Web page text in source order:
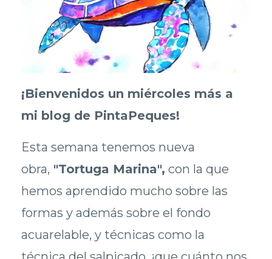
¡Bienvenidos un miércoles más a
mi blog de PintaPeques!
Esta semana tenemos nueva
obra, "Tortuga Marina", con la que
hemos aprendido mucho sobre las
formas y además sobre el fondo
acuarelable, y técnicas como la